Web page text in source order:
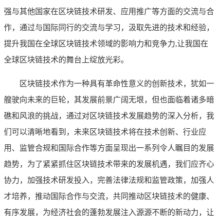
强与其他国家在区块链技术研发、应用推广等方面的交流与合
作，通过与国际同行的交流与学习，汲取先进的技术和经验，
提升我国在全球区块链技术领域的影响力和竞争力,让我国在
全球区块链技术的舞台上绽放光彩。
区块链技术作为一种具有革命性意义的创新技术，犹如一
艘驶向未来的巨轮，其发展前景广阔无垠，但也面临着诸多暗
礁和风浪的挑战，通过对区块链技术发展趋势的深入分析，我
们可以清晰地看到，未来区块链技术将在技术创新、行业应
用、监管合规和国际合作等方面呈现出一系列令人瞩目的发展
趋势，为了紧紧抓住区块链技术带来的发展机遇，我们应齐心
协力，加强技术研发投入，完善法律法规和监管政策，加强人
才培养，推动国际合作与交流，共同推动区块链技术的健康、
有序发展，为经济社会的蓬勃发展注入源源不断的新动力，让